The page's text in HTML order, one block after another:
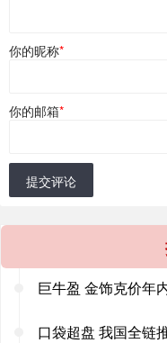
你的昵称*
你的邮箱*
提交评论
巨牛盈 金饰克价年
口袋超盘 我国全链